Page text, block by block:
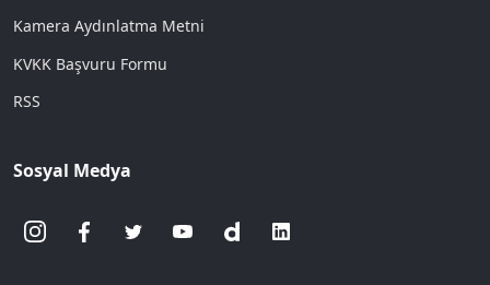
Kamera Aydınlatma Metni
KVKK Başvuru Formu
RSS
Sosyal Medya